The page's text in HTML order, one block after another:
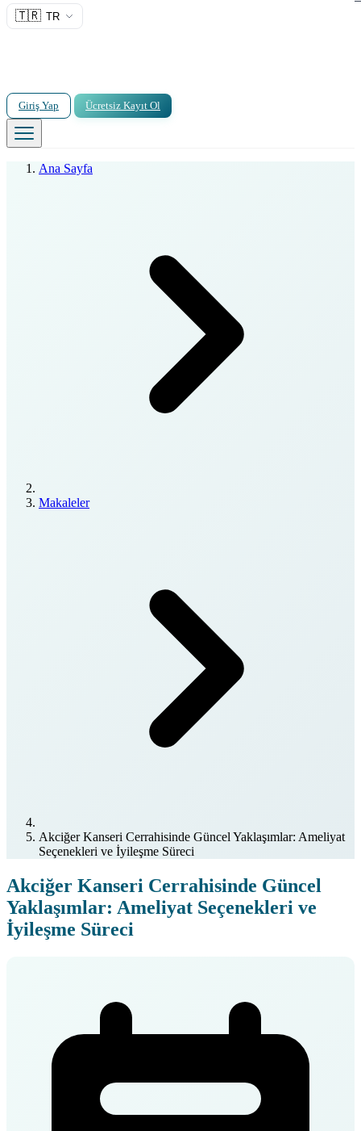
🇹🇷 TR
Giriş Yap Ücretsiz Kayıt Ol
Ana Sayfa
Makaleler
Akciğer Kanseri Cerrahisinde Güncel Yaklaşımlar: Ameliyat
Seçenekleri ve İyileşme Süreci
Akciğer Kanseri Cerrahisinde Güncel
Yaklaşımlar: Ameliyat Seçenekleri ve
İyileşme Süreci